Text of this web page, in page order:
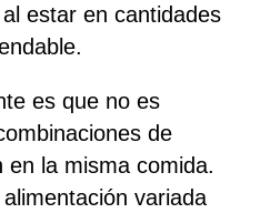
estar en cantidades
es que no es
de
en la misma comida.
variada